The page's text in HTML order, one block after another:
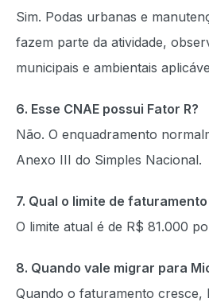
Sim. Podas urbanas e
fazem parte da atividade,
municipais e ambientais
6. Esse CNAE possui Fator R?
Não. O enquadramento
Anexo III do Simples Nacional.
7. Qual o limite de faturamento
O limite atual é de R$ 81.000
8. Quando vale migrar para
Quando o faturamento cresce,